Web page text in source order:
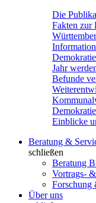
Die
Fakten zur
Jahr
Befunde
Einblicke
Beratung &
schließen
Beratung
Vortrags-
Forschung
Über uns